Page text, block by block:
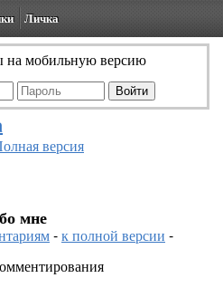
Личка
на мобильную версию
версия
мне
-к полной версии -